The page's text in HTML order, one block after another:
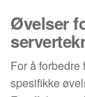
Øvelser
For å
spesifikke